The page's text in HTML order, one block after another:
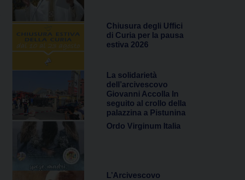
Chiusura degli Uffici
di Curia per la pausa
estiva 2026
La solidarietà
dell’arcivescovo
Giovanni Accolla In
seguito al crollo della
palazzina a Pistunina
Ordo Virginum Italia
L’Arcivescovo